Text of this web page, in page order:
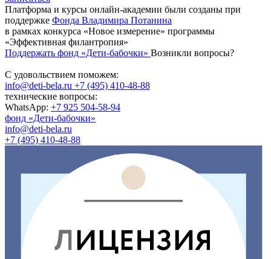
Платформа и курсы онлайн-академии были созданы при
поддержке Фонда Владимира Потанина
в рамках конкурса «Новое измерение» программы
«Эффективная филантропия»
Поддержать фонд «Дети-бабочки» Возникли вопросы?
С удовольствием поможем:
info@deti-bela.ru +7 (495) 410-48-88
технические вопросы:
WhatsApp: +7 925 504-58-94
фонд «Дети-бабочки»
info@deti-bela.ru
+7 (495) 410-48-88